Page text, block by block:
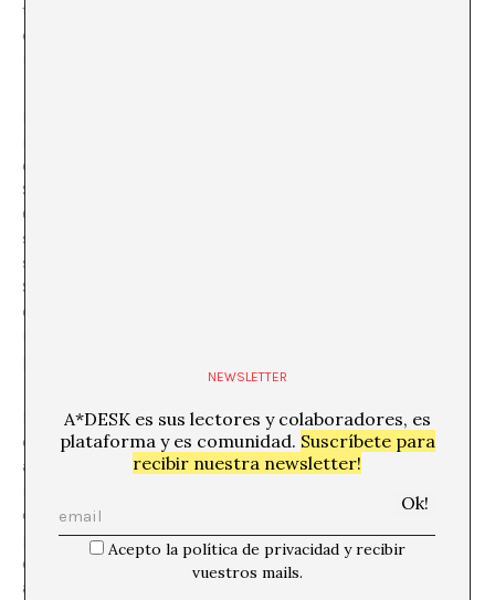
torno a la feria adquiera cada vez mayor relevancia, y
que el tiempo y el espacio de los sujetos y las
instituciones se pongan al servicio de Maco.
Las opiniones, en general, coinciden en señalar la
necesidad de pensar alternativas que propicien el
encuentro y el debate desde otros lugares. Ya existe el
SITAC (Simposio Internacional de Teoría sobre Arte
Contemporáneo), cuya XI edición tendrá lugar en
septiembre, pero una Bienal Internacional es algo que
se viene planteando, y que en opinión de Guillermo
Santamarina, debería partir de un proceso de análisis
que obstaculice la posibilidad de terminar sirviendo a
intereses particulares o a las especulaciones del
partido político en el poder.
Para Jorge Satorre es absurdo pretender que la
celebración de una feria pueda ofrecernos contenido,
aunque es obvio que se muestran algunos trabajos
interesantes y que las instituciones de la ciudad hacen
coincidir sus inauguraciones con las fechas de la feria
para obtener cierta visibilidad internacional. Según él,
existe el riesgo de que todos estos esfuerzos terminen
anulados y fagocitados por el desbordamiento de
NEWSLETTER
A*DESK es sus lectores y colaboradores, es
plataforma y es comunidad. Suscríbete para
recibir nuestra newsletter!
Acepto la política de privacidad y recibir
vuestros mails.